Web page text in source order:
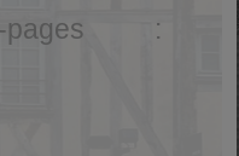
pages :